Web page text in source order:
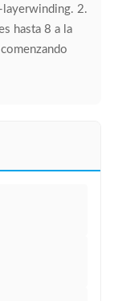
2.
hasta 8 a la